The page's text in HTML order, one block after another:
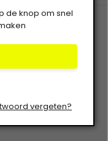
de knop om snel
vergeten?
Ø